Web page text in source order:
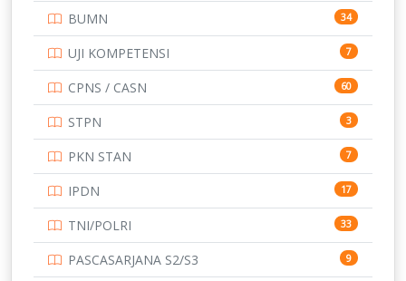
345
UNIVERSITAS AIRLANGGA 15
16
15
15
14
14
UNIVERSITAS CENDRAWASIH 14
BUMN 34
UJI KOMPETENSI 7
CPNS / CASN 60
STPN 3
PKN STAN 7
IPDN 17
TNI/POLRI 33
PASCASARJANA S2/S3 9